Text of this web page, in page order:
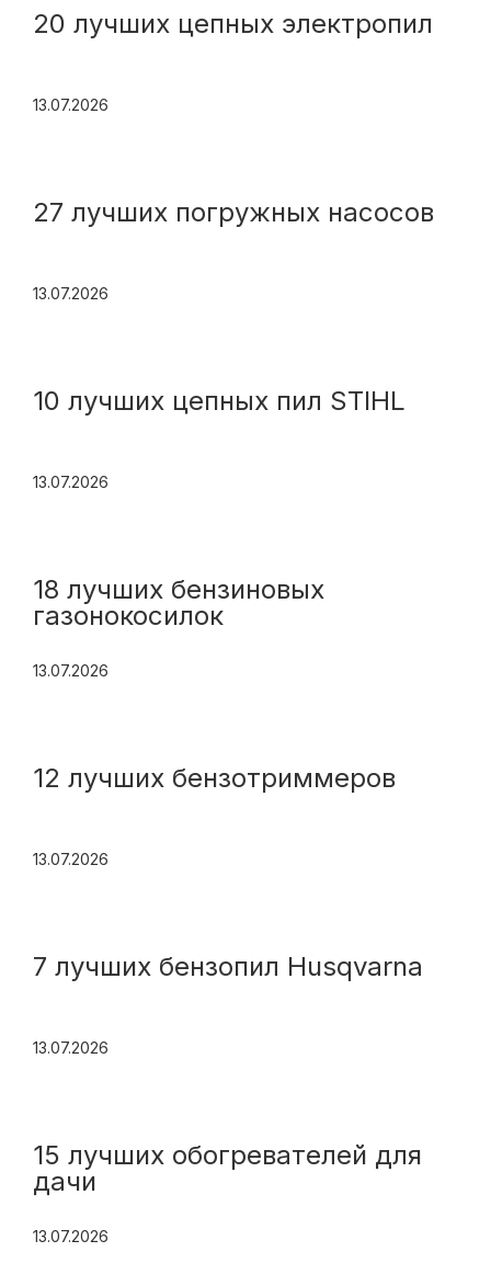
20 лучших цепных электропил
13.07.2026
27 лучших погружных насосов
13.07.2026
10 лучших цепных пил STIHL
13.07.2026
18 лучших бензиновых
газонокосилок
13.07.2026
12 лучших бензотриммеров
13.07.2026
7 лучших бензопил Husqvarna
13.07.2026
15 лучших обогревателей для
дачи
13.07.2026